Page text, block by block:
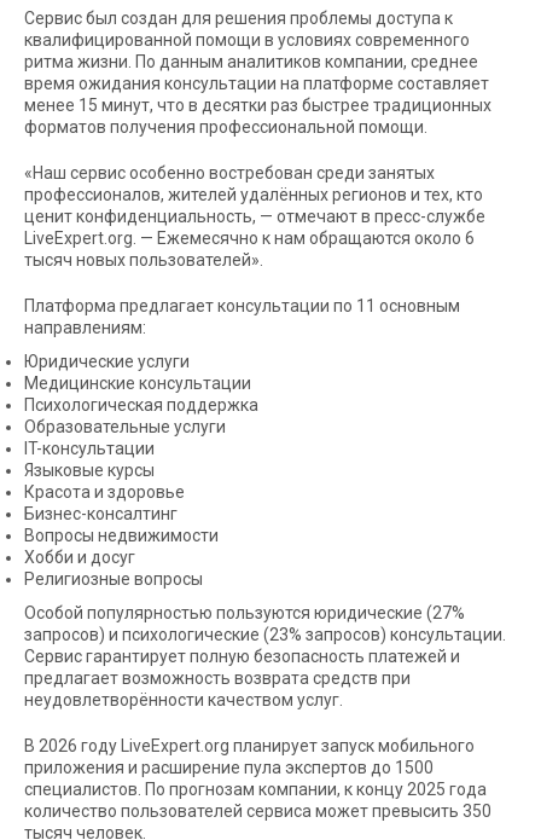
Сервис был создан для решения проблемы доступа к
квалифицированной помощи в условиях современного
ритма жизни. По данным аналитиков компании, среднее
время ожидания консультации на платформе составляет
менее 15 минут, что в десятки раз быстрее традиционных
форматов получения профессиональной помощи.
«Наш сервис особенно востребован среди занятых
профессионалов, жителей удалённых регионов и тех, кто
ценит конфиденциальность, — отмечают в пресс-службе
LiveExpert.org. — Ежемесячно к нам обращаются около 6
тысяч новых пользователей».
Платформа предлагает консультации по 11 основным
направлениям:
Юридические услуги
Медицинские консультации
Психологическая поддержка
Образовательные услуги
IT-консультации
Языковые курсы
Красота и здоровье
Бизнес-консалтинг
Вопросы недвижимости
Хобби и досуг
Религиозные вопросы
Особой популярностью пользуются юридические (27%
запросов) и психологические (23% запросов) консультации.
Сервис гарантирует полную безопасность платежей и
предлагает возможность возврата средств при
неудовлетворённости качеством услуг.
В 2026 году LiveExpert.org планирует запуск мобильного
приложения и расширение пула экспертов до 1500
специалистов. По прогнозам компании, к концу 2025 года
количество пользователей сервиса может превысить 350
тысяч человек.